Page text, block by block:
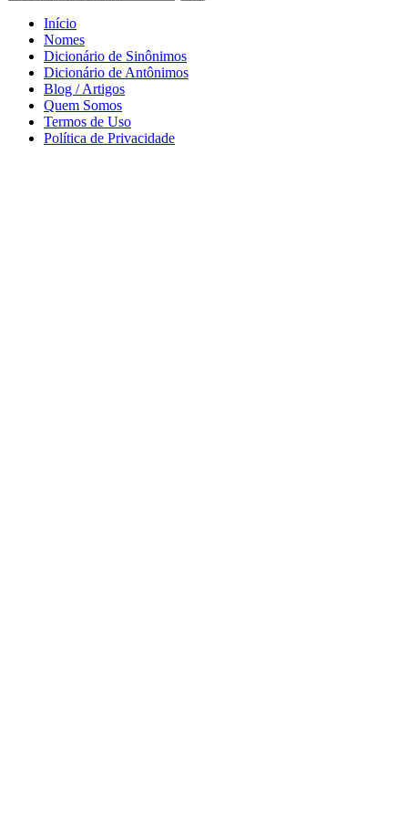
Início
Nomes
Dicionário de Sinônimos
Dicionário de Antônimos
Blog / Artigos
Quem Somos
Termos de Uso
Política de Privacidade